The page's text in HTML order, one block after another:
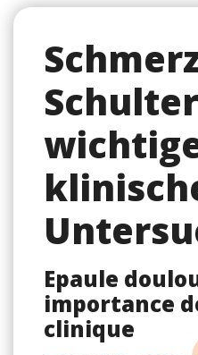
Epaule
importance
clinique